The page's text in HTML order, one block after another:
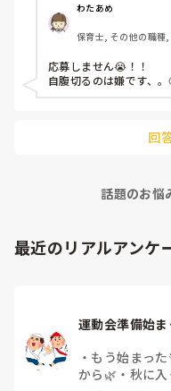
わたあめ
保育士, その他の職種
応募しません😭！！
自腹切るのは嫌です、。
回
話題のお悩
最近のリアルアンケ
運動会準備始
・ もう始まった
から🌿 ・ 秋に